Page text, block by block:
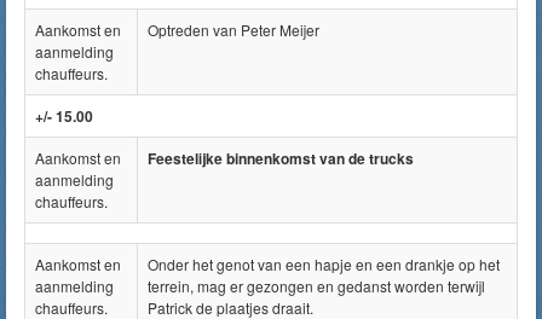
Aankomst en
aanmelding
chauffeurs.
Optreden van Peter Meijer
+/- 15.00
Aankomst en
aanmelding
chauffeurs.
Feestelijke binnenkomst van de trucks
Aankomst en
aanmelding
chauffeurs.
Onder het genot van een hapje en een drankje op het
terrein, mag er gezongen en gedanst worden terwijl
Patrick de plaatjes draait.